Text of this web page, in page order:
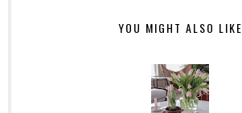
YOU MIGHT ALSO LIKE